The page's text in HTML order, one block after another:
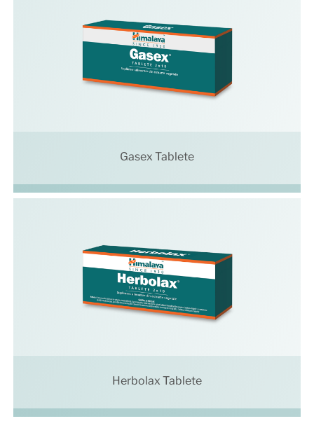
Gasex Tablete
Herbolax Tablete